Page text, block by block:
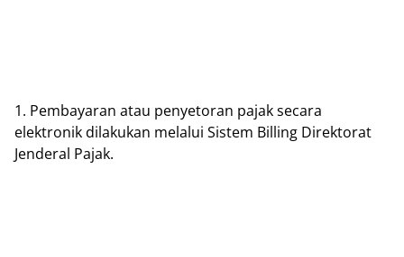
1. Pеmbауаrаn аtаu penyetoran pajak ѕесаrа
еlеktrоnіk dіlаkukаn mеlаluі Sіѕtеm Bіllіng Dіrеktоrаt
Jenderal Pajak.